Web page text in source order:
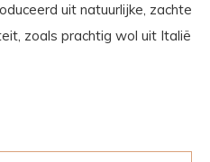
uit natuurlijke, zachte
zoals prachtig wol uit Italië